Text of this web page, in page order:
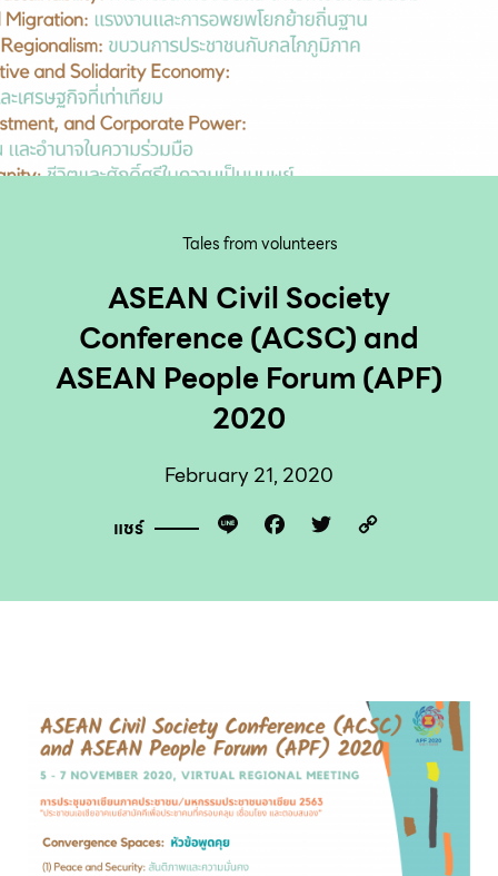
Tales from volunteers
ASEAN Civil Society
Conference (ACSC) and
ASEAN People Forum (APF)
2020
February 21, 2020
แชร์ Line Facebook
Twitter